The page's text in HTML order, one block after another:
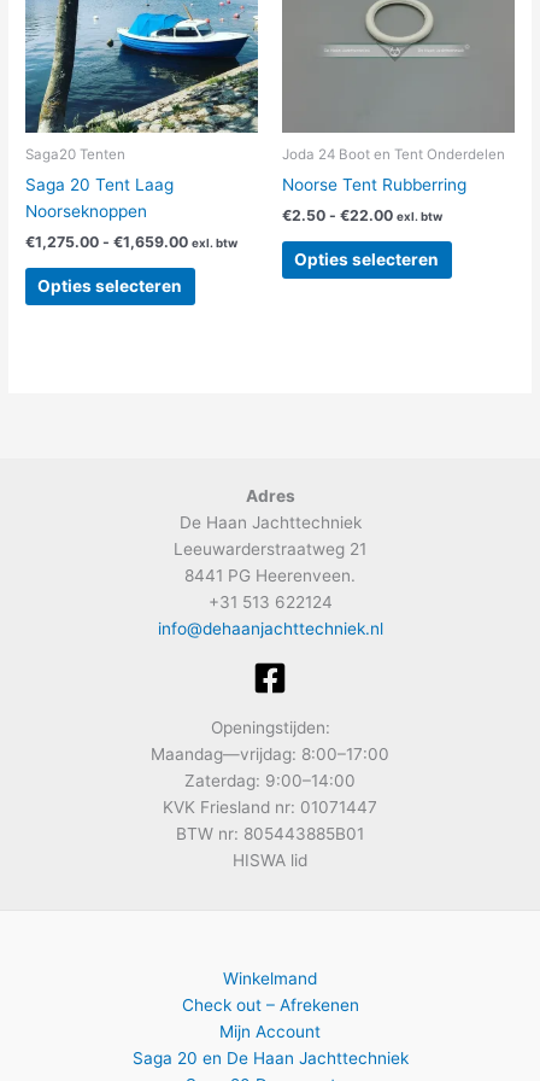
Saga20 Tenten
Saga 20 Tent Laag
Noorseknoppen
€1,275.00 - €1,659.00 exl. btw
Opties selecteren
variaties.
Deze
optie
kan
gekozen
Joda 24 Boot en Tent Onderdelen
Noorse Tent Rubberring
€2.50 - €22.00 exl. btw
Opties selecteren
Deze
worden
op
Adres
De Haan Jachttechniek
Leeuwarderstraatweg 21
8441 PG Heerenveen.
+31 513 622124
info@dehaanjachttechniek.nl
Openingstijden:
Maandag—vrijdag: 8:00–17:00
Zaterdag: 9:00–14:00
KVK Friesland nr: 01071447
BTW nr: 805443885B01
HISWA lid
Winkelmand
Check out – Afrekenen
Mijn Account
Saga 20 en De Haan Jachttechniek